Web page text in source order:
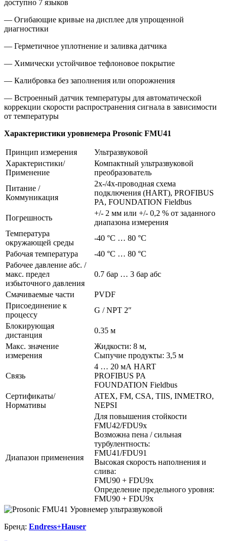
доступно 7 языков
— Огибающие кривые на дисплее для упрощенной
диагностики
— Герметичное уплотнение и заливка датчика
— Химически устойчивое тефлоновое покрытие
— Калибровка без заполнения или опорожнения
— Встроенный датчик температуры для автоматической
коррекции скорости распространения сигнала в зависимости
от температуры
Характеристики уровнемера Prosonic FMU41
Принцип измерения
Ультразвуковой
Характеристики/
Применение
Компактный ультразвуковой
преобразователь
Питание /
Коммуникация
2х-/4х-проводная схема
подключения (HART), PROFIBUS
PA, FOUNDATION Fieldbus
Погрешность
+/- 2 мм или +/- 0,2 % от заданного
диапазона измерения
Температура
окружающей среды
-40 °C … 80 °C
Рабочая температура
-40 °C … 80 °C
Рабочее давление абс. /
макс. предел
избыточного давления
0.7 бар … 3 бар абс
Смачиваемые части
PVDF
Присоединение к
процессу
G / NPT 2″
Блокирующая
дистанция
0.35 м
Макс. значение
измерения
Жидкости: 8 м,
Сыпучие продукты: 3,5 м
Связь
4 … 20 мА HART
PROFIBUS PA
FOUNDATION Fieldbus
Сертификаты/
Нормативы
ATEX, FM, CSA, TIIS, INMETRO,
NEPSI
Диапазон применения
Для повышения стойкости
FMU42/FDU9x
Возможна пена / сильная
турбулентность:
FMU41/FDU91
Высокая скорость наполнения и
слива:
FMU90 + FDU9x
Определение предельного уровня:
FMU90 + FDU9x
Бренд: Endress+Hauser